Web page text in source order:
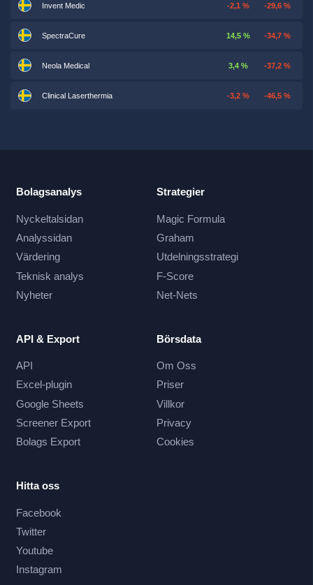
Invent Medic -2,1 % -29,6 %
SpectraCure 14,5 % -34,7 %
Neola Medical 3,4 % -37,2 %
Clinical Laserthermia -3,2 % -46,5 %
Bolagsanalys
Nyckeltalsidan
Analyssidan
Värdering
Teknisk analys
Nyheter
Strategier
Magic Formula
Graham
Utdelningsstrategi
F-Score
Net-Nets
API & Export
API
Excel-plugin
Google Sheets
Screener Export
Bolags Export
Börsdata
Om Oss
Priser
Villkor
Privacy
Cookies
Hitta oss
Facebook
Twitter
Youtube
Instagram